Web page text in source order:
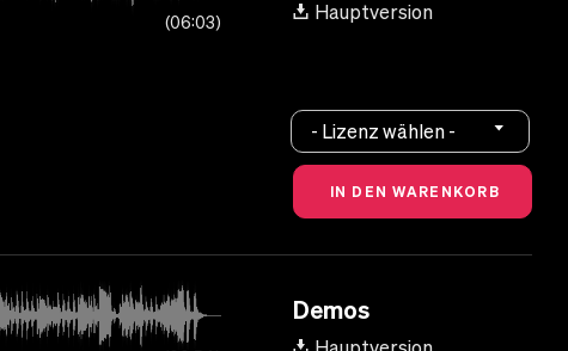
06:03 Hauptversion
- Lizenz wählen -
Demos